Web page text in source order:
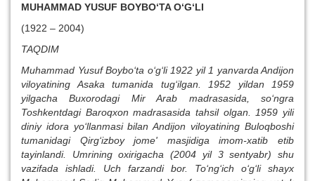
MUHAMMAD YUSUF BOYBO‘TA O‘G‘LI
(1922 – 2004)
TAQDIM
Muhammad Yusuf Boybo‘ta o‘g‘li 1922 yil 1 yanvarda Andijon
viloyatining Asaka tumanida tug‘ilgan. 1952 yildan 1959
yilgacha Buxorodagi Mir Arab madrasasida, so‘ngra
Toshkentdagi Baroqxon madrasasida tahsil olgan. 1959 yili
diniy idora yo‘llanmasi bilan Andijon viloyatining Buloqboshi
tumanidagi Qirg‘izboy jome' masjidiga imom-xatib etib
tayinlandi. Umrining oxirigacha (2004 yil 3 sentyabr) shu
vazifada ishladi. Uch farzandi bor. To‘ng‘ich o‘g‘li shayx